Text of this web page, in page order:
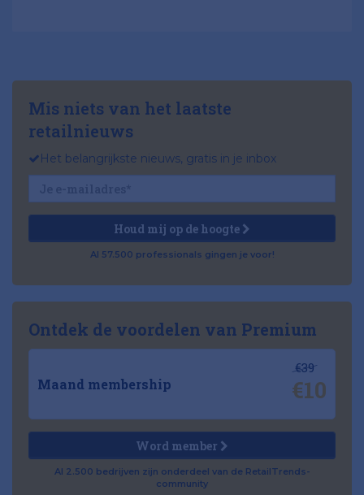
Mis niets van het laatste
retailnieuws
Het belangrijkste nieuws, gratis in je inbox
Houd mij op de hoogte
Al 57.500 professionals gingen je voor!
Ontdek de voordelen van Premium
Maand membership
€39
€10
Word member
Al 2.500 bedrijven zijn onderdeel van de RetailTrends-
community